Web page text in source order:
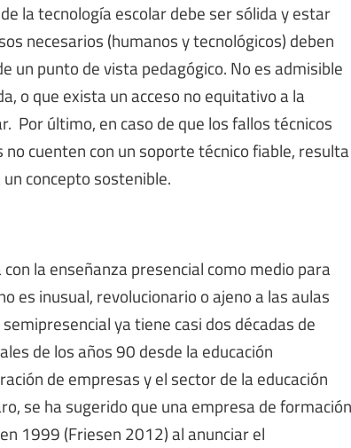
la tecnología escolar debe ser sólida y estar
necesarios (humanos y tecnológicos) deben
un punto de vista pedagógico. No es admisible
o que exista un acceso no equitativo a la
Por último, en caso de que los fallos técnicos
cuenten con un soporte técnico fiable, resulta
concepto sostenible.
la enseñanza presencial como medio para
es inusual, revolucionario o ajeno a las aulas
ya tiene casi dos décadas de
de los años 90 desde la educación
de empresas y el sector de la educación
se ha sugerido que una empresa de formación
1999 (Friesen 2012) al anunciar el